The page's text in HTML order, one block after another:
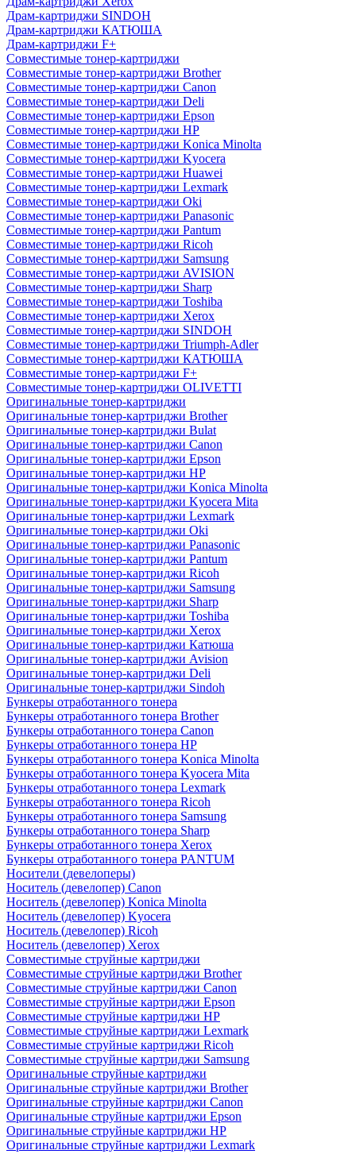
Драм-картриджи SINDOH
Драм-картриджи КАТЮША
Драм-картриджи F+
Совместимые тонер-картриджи
Совместимые тонер-картриджи Brother
Совместимые тонер-картриджи Canon
Совместимые тонер-картриджи Deli
Совместимые тонер-картриджи Epson
Совместимые тонер-картриджи HP
Совместимые тонер-картриджи Konica Minolta
Совместимые тонер-картриджи Kyocera
Совместимые тонер-картриджи Huawei
Совместимые тонер-картриджи Lexmark
Совместимые тонер-картриджи Oki
Совместимые тонер-картриджи Panasonic
Совместимые тонер-картриджи Pantum
Совместимые тонер-картриджи Ricoh
Совместимые тонер-картриджи Samsung
Совместимые тонер-картриджи AVISION
Совместимые тонер-картриджи Sharp
Совместимые тонер-картриджи Toshiba
Совместимые тонер-картриджи Xerox
Совместимые тонер-картриджи SINDOH
Совместимые тонер-картриджи Triumph-Adler
Совместимые тонер-картриджи КАТЮША
Совместимые тонер-картриджи F+
Совместимые тонер-картриджи OLIVETTI
Оригинальные тонер-картриджи
Оригинальные тонер-картриджи Brother
Оригинальные тонер-картриджи Bulat
Оригинальные тонер-картриджи Canon
Оригинальные тонер-картриджи Epson
Оригинальные тонер-картриджи HP
Оригинальные тонер-картриджи Konica Minolta
Оригинальные тонер-картриджи Kyocera Mita
Оригинальные тонер-картриджи Lexmark
Оригинальные тонер-картриджи Oki
Оригинальные тонер-картриджи Panasonic
Оригинальные тонер-картриджи Pantum
Оригинальные тонер-картриджи Ricoh
Оригинальные тонер-картриджи Samsung
Оригинальные тонер-картриджи Sharp
Оригинальные тонер-картриджи Toshiba
Оригинальные тонер-картриджи Xerox
Оригинальные тонер-картриджи Катюша
Оригинальные тонер-картриджи Avision
Оригинальные тонер-картриджи Deli
Оригинальные тонер-картриджи Sindoh
Бункеры отработанного тонера
Бункеры отработанного тонера Brother
Бункеры отработанного тонера Canon
Бункеры отработанного тонера HP
Бункеры отработанного тонера Konica Minolta
Бункеры отработанного тонера Kyocera Mita
Бункеры отработанного тонера Lexmark
Бункеры отработанного тонера Ricoh
Бункеры отработанного тонера Samsung
Бункеры отработанного тонера Sharp
Бункеры отработанного тонера Xerox
Бункеры отработанного тонера PANTUM
Носители (девелоперы)
Носитель (девелопер) Canon
Носитель (девелопер) Konica Minolta
Носитель (девелопер) Kyocera
Носитель (девелопер) Ricoh
Носитель (девелопер) Xerox
Совместимые струйные картриджи
Совместимые струйные картриджи Brother
Совместимые струйные картриджи Canon
Совместимые струйные картриджи Epson
Совместимые струйные картриджи HP
Совместимые струйные картриджи Lexmark
Совместимые струйные картриджи Ricoh
Совместимые струйные картриджи Samsung
Оригинальные струйные картриджи
Оригинальные струйные картриджи Brother
Оригинальные струйные картриджи Canon
Оригинальные струйные картриджи Epson
Оригинальные струйные картриджи HP
Оригинальные струйные картриджи Lexmark